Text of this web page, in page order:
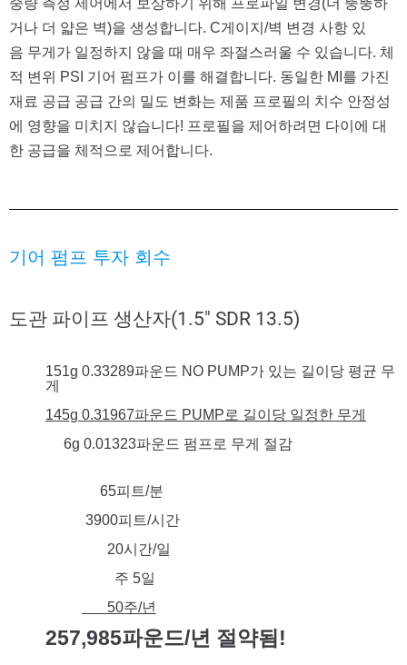
중량 측정 제어에서 보상하기 위해 프로파일 변경(더 뚱뚱하
거나 더 얇은 벽)을 생성합니다. C게이지/벽 변경 사항 있
음 무게가 일정하지 않을 때 매우 좌절스러울 수 있습니다. 체
적 변위 PSI 기어 펌프가 이를 해결합니다. 동일한 MI를 가진
재료 공급 공급 간의 밀도 변화는 제품 프로필의 치수 안정성
에 영향을 미치지 않습니다! 프로필을 제어하려면 다이에 대
한 공급을 체적으로 제어합니다.
기어 펌프 투자 회수
도관 파이프 생산자(1.5″ SDR 13.5)
151g 0.33289파운드 NO PUMP가 있는 길이당 평균 무
게
145g 0.31967파운드 PUMP로 길이당 일정한 무게
6g 0.01323파운드 펌프로 무게 절감
65피트/분
3900피트/시간
20시간/일
주 5일
50주/년
257,985파운드/년 절약됨!